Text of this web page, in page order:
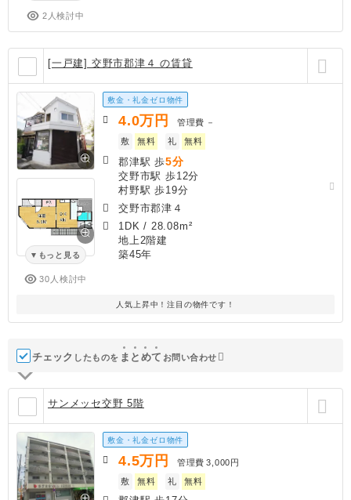
2人検討中
[一戸建] 交野市郡津４ の賃貸
もっと見る
30人検討中
敷金・礼金ゼロ物件
4.0万円 管理費 －
敷
無料 礼 無料
郡津駅 歩5分
交野市駅 歩12分
村野駅 歩19分
交野市郡津４
1DK / 28.08m²
地上2階建
築45年
人気上昇中！注目の物件です！
チェック したものを ま と めて お問い合わせ
サンメッセ交野 5階
敷金・礼金ゼロ物件
4.5万円 管理費 3,000円
敷
無料 礼 無料